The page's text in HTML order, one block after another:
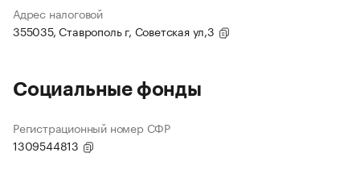
Адрес налоговой
355035, Ставрополь г, Советская ул,3
Социальные фонды
Регистрационный номер СФР
1309544813